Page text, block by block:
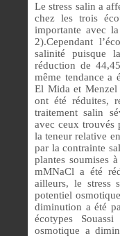
Le stress salin a
chez les trois
importante avec
2).Cependant
salinité puisque
réduction de
même tendance a
El Mida et Menzel
ont été réduites,
traitement salin
avec ceux trouvés
la teneur relative
par la contrainte
plantes soumises
mMNaCl a été
ailleurs, le stress
potentiel
diminution a été
écotypes
osmotique a